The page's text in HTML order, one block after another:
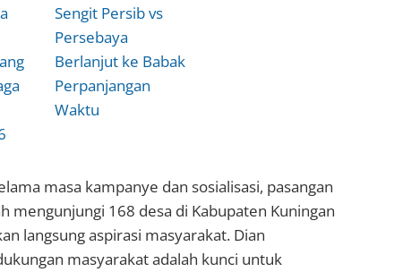
Sengit Persib vs
Persebaya
Berlanjut ke Babak
Perpanjangan
Waktu
masa kampanye dan sosialisasi, pasangan
mengunjungi 168 desa di Kabupaten Kuningan
langsung aspirasi masyarakat. Dian
masyarakat adalah kunci untuk